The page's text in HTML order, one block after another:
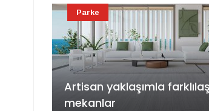
Artisan yaklaşımla
mekanlar
Parke